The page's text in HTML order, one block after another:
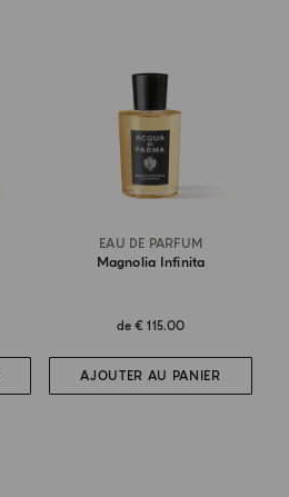
EAU DE PARFUM
Magnolia Infinita
de€ 115.00
AJOUTER AU PANIER